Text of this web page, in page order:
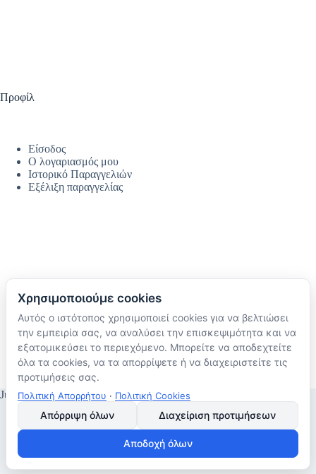
Προφίλ
Είσοδος
Ο λογαριασμός μου
Ιστορικό Παραγγελιών
Εξέλιξη παραγγελίας
Ακολουθήστε μας
TikTok
Instagram
Facebook
JustMyHome © Copyright 2026
Χρησιμοποιούμε cookies
Αυτός ο ιστότοπος χρησιμοποιεί cookies για να βελτιώσει
την εμπειρία σας, να αναλύσει την επισκεψιμότητα και να
εξατομικεύσει το περιεχόμενο. Μπορείτε να αποδεχτείτε
όλα τα cookies, να τα απορρίψετε ή να διαχειριστείτε τις
προτιμήσεις σας.
Πολιτική Απορρήτου · Πολιτική Cookies
Απόρριψη όλων Διαχείριση προτιμήσεων
Αποδοχή όλων